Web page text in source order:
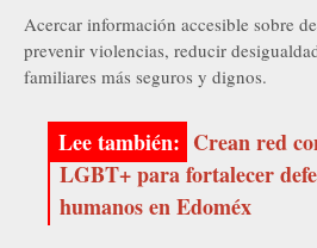
Acercar información accesible sobre
prevenir violencias, reducir
familiares más seguros y dignos.
Crean red
LGBT+ para fortalecer
humanos en Edoméx